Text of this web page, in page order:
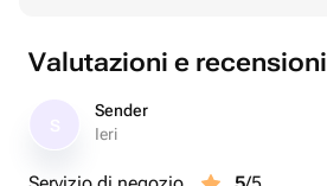
Valutazioni e recensioni
Sender
Ieri